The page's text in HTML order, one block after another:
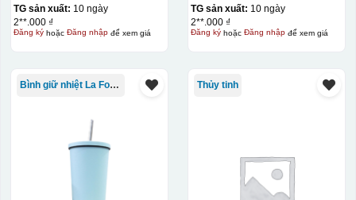
TG sản xuất: 10 ngày
2**.000 ₫
Đăng kýhoặc Đăng nhậpđể xem giá
TG sản xuất: 10 ngày
2**.000 ₫
Đăng kýhoặc Đăng nhậpđể xem giá
Bình giữ nhiệt La Fonte Thủy tinh